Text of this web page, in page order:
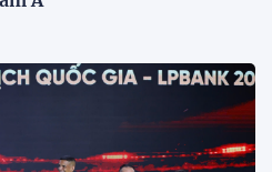
tịch tuyển Việt Nam
chiều nay (29/7) bất
truyền thông Singapore
tại sân để trực tiếp theo